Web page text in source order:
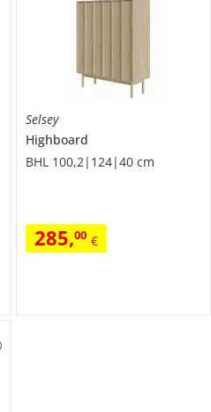
Selsey
Highboard
BHL 100,2|124|40 cm
285,00 €